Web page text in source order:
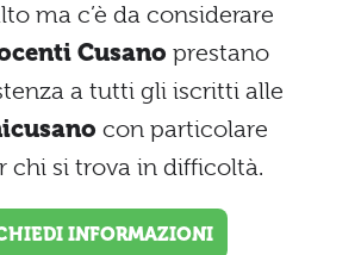
ma c’è da considerare
Cusano prestano
a tutti gli iscritti alle
con particolare
chi si trova in difficoltà.
INFORMAZIONI